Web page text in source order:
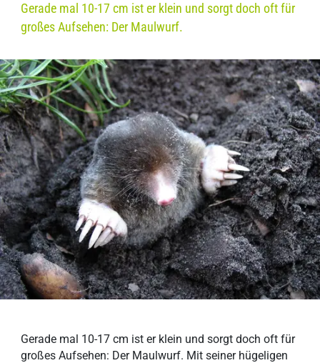
Gerade mal 10-17 cm ist er klein und sorgt doch oft für
großes Aufsehen: Der Maulwurf.
Gerade mal 10-17 cm ist er klein und sorgt doch oft für
großes Aufsehen: Der Maulwurf. Mit seiner hügeligen